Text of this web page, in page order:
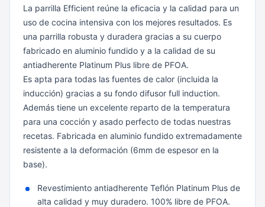
La parrilla Efficient reúne la eficacia y la calidad para un
uso de cocina intensiva con los mejores resultados. Es
una parrilla robusta y duradera gracias a su cuerpo
fabricado en aluminio fundido y a la calidad de su
antiadherente Platinum Plus libre de PFOA.
Es apta para todas las fuentes de calor (incluida la
inducción) gracias a su fondo difusor full induction.
Además tiene un excelente reparto de la temperatura
para una cocción y asado perfecto de todas nuestras
recetas. Fabricada en aluminio fundido extremadamente
resistente a la deformación (6mm de espesor en la
base).
Revestimiento antiadherente Teflón Platinum Plus de
alta calidad y muy duradero. 100% libre de PFOA.